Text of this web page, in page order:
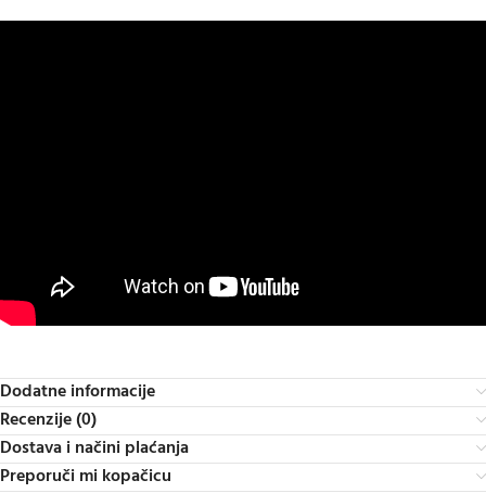
Dodatne informacije
Recenzije (0)
Dostava i načini plaćanja
Preporuči mi kopačicu